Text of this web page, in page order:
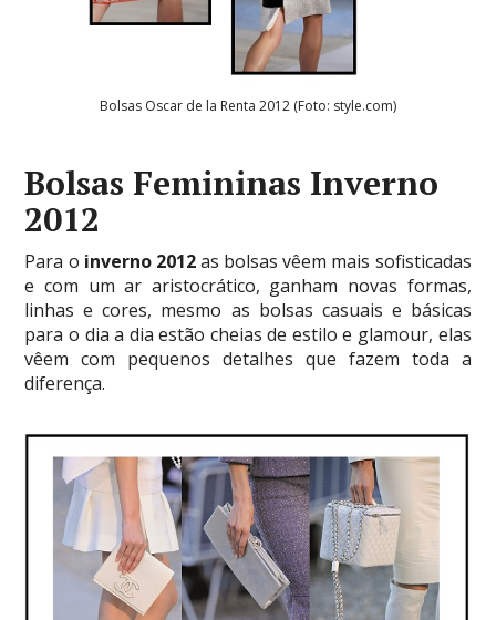
Bolsas Oscar de la Renta 2012 (Foto: style.com)
Bolsas Femininas Inverno
2012
Para o inverno 2012as bolsas vêem mais sofisticadas
e com um ar aristocrático, ganham novas formas,
linhas e cores, mesmo as bolsas casuais e básicas
para o dia a dia estão cheias de estilo e glamour, elas
vêem com pequenos detalhes que fazem toda a
diferença.